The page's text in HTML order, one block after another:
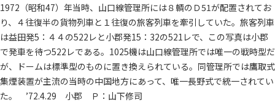
1972（昭和47）年当時、山口線管理所には８輌のＤ51が配置されてお
り、４往復半の貨物列車と１往復の旅客列車を牽引していた。旅客列車
は益田発5：４４の522レと小郡発15：32の521レで、この写真は小郡
で発車を待つ522レである。1025機は山口線管理所では唯一の戦時型だ
が、ドームは標準型のものに置き換えられている。同管理所では鷹取式
集煙装置が主流の当時の中国地方にあって、唯一長野式で統一されてい
た。 ’72.4.29 小郡 Ｐ：山下修司